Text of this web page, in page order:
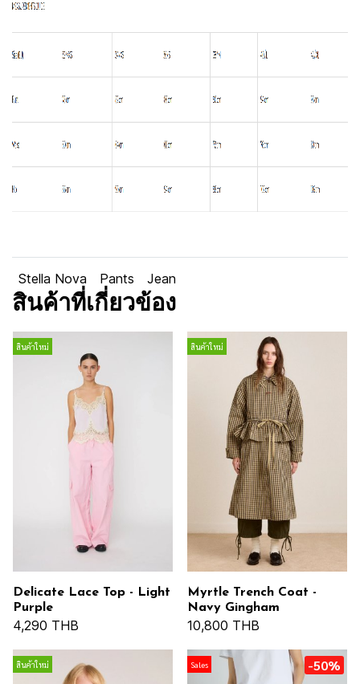
Stella Nova Pants Jean
สินค้าที่เกี่ยวข้อง
สินค้าใหม่
Delicate Lace Top - Light
Purple
4,290 THB
สินค้าใหม่
Myrtle Trench Coat -
Navy Gingham
10,800 THB
สินค้าใหม่ Sales -50%